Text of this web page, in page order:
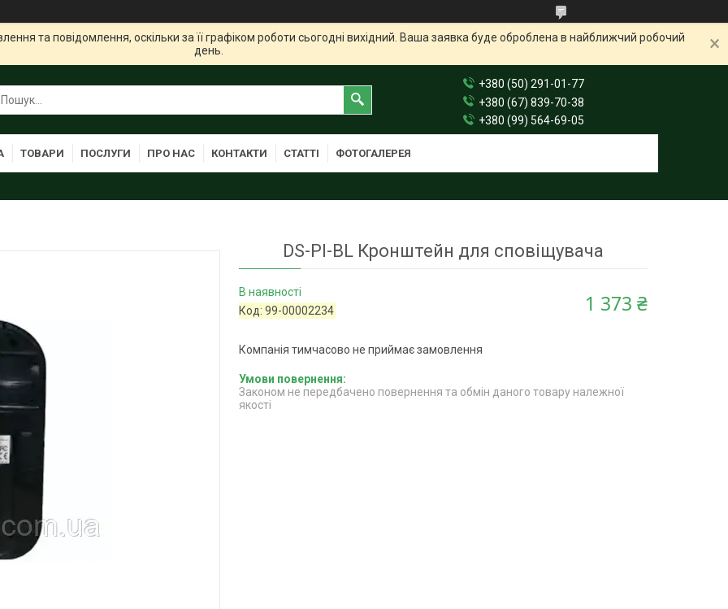
та повідомлення, оскільки за її графіком роботи сьогодні вихідний. Ваша заявка буде оброблена в найближчий робочий
день.
+380 (50) 291-01-77
+380 (67) 839-70-38
+380 (99) 564-69-05
ТОВАРИ ПОСЛУГИ ПРО НАС КОНТАКТИ СТАТТІ ФОТОГАЛЕРЕЯ
DS-PI-BL Кронштейн для сповіщувача
В наявності
Код:99-00002234 1 373 ₴
Компанія тимчасово не приймає замовлення
Законом не передбачено повернення та обмін даного товару належної
якості